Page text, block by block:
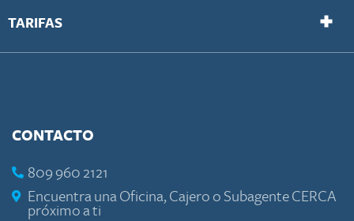
TARIFAS
CONTACTO
809 960 2121
Encuentra una Oficina, Cajero o Subagente CERCA
próximo a ti